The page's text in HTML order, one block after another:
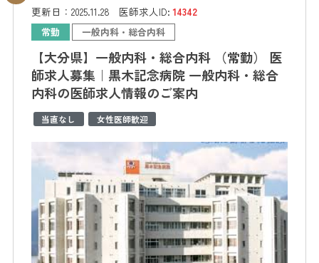
更新日： 2025.11.28 医師求人ID:14342
常勤 一般内科・総合内科
【大分県】一般内科・総合内科 （常勤） 医
師求人募集｜黒木記念病院 一般内科・総合
内科の医師求人情報のご案内
当直なし 女性医師歓迎